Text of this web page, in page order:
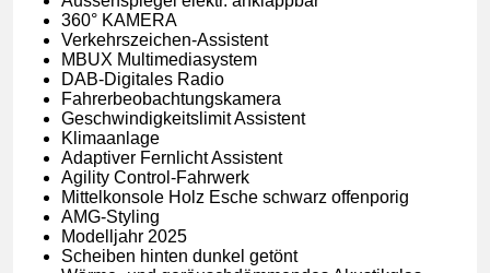
360° KAMERA
Verkehrszeichen-Assistent
MBUX Multimediasystem
DAB-Digitales Radio
Fahrerbeobachtungskamera
Geschwindigkeitslimit Assistent
Klimaanlage
Adaptiver Fernlicht Assistent
Agility Control-Fahrwerk
Mittelkonsole Holz Esche schwarz offenporig
AMG-Styling
Modelljahr 2025
Scheiben hinten dunkel getönt